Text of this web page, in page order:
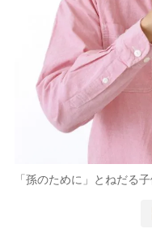
「孫のために」とねだる